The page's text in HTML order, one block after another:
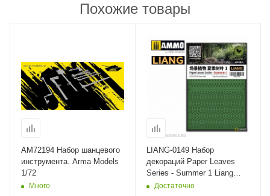
Похожие товары
AM72194 Набор шанцевого
инструмента. Arma Models
1/72
Много
LIANG-0149 Набор
декораций Paper Leaves
Series - Summer 1 Liang
Model
Достаточно